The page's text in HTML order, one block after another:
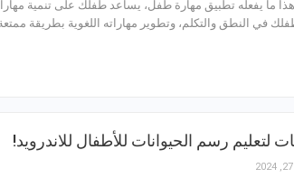
ما يفعله تطبيق مهارة طفل، يساعد طفلك على تنمية
في النطق والتكلم، وتطوير مهاراته اللغوية بطريقة